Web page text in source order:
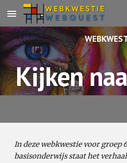
Skip to main content
Kijken
In deze webkwestie voor groep
basisonderwijs staat het